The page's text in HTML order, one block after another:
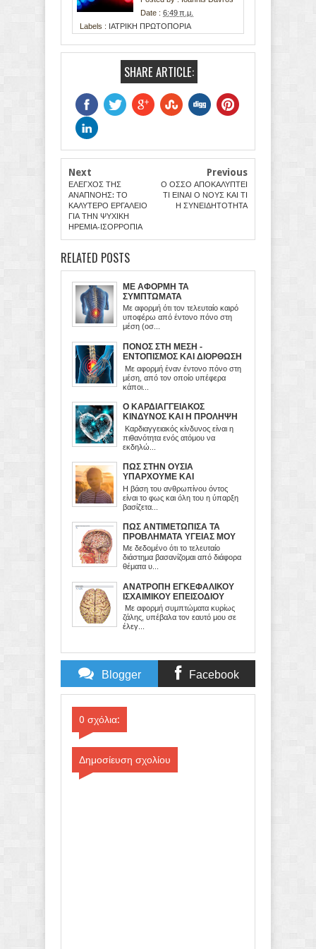
Date : 6:49 π.μ.
Labels : ΙΑΤΡΙΚΗ ΠΡΩΤΟΠΟΡΙΑ
SHARE ARTICLE:
Next
ΕΛΕΓΧΟΣ ΤΗΣ
ΑΝΑΠΝΟΗΣ: ΤΟ
ΚΑΛΥΤΕΡΟ ΕΡΓΑΛΕΙΟ
ΓΙΑ ΤΗΝ ΨΥΧΙΚΗ
ΗΡΕΜΙΑ-ΙΣΟΡΡΟΠΙΑ
Previous
Ο ΟΣΣΟ ΑΠΟΚΑΛΥΠΤΕΙ
ΤΙ ΕΙΝΑΙ Ο ΝΟΥΣ ΚΑΙ ΤΙ
Η ΣΥΝΕΙΔΗΤΟΤΗΤΑ
RELATED POSTS
ΜΕ ΑΦΟΡΜΗ ΤΑ
ΣΥΜΠΤΩΜΑΤΑ
Με αφορμή ότι τον τελευταίο καιρό
υποφέρω από έντονο πόνο στη
μέση (οσ...
ΠΟΝΟΣ ΣΤΗ ΜΕΣΗ -
ΕΝΤΟΠΙΣΜΟΣ ΚΑΙ ΔΙΟΡΘΩΣΗ
ΤΟΥ ΠΡΟΒΛΗΜΑΤΟΣ
Με αφορμή έναν έντονο πόνο στη
μέση, από τον οποίο υπέφερα
κάποι...
Ο ΚΑΡΔΙΑΓΓΕΙΑΚΟΣ
ΚΙΝΔΥΝΟΣ ΚΑΙ Η ΠΡΟΛΗΨΗ
ΤΟΥ
Καρδιαγγειακός κίνδυνος είναι η
πιθανότητα ενός ατόμου να
εκδηλώ...
ΠΩΣ ΣΤΗΝ ΟΥΣΙΑ
ΥΠΑΡΧΟΥΜΕ ΚΑΙ
ΛΕΙΤΟΥΡΓΟΥΜΕ
Η βάση του ανθρωπίνου όντος
είναι το φως και όλη του η ύπαρξη
βασίζετα...
ΠΩΣ ΑΝΤΙΜΕΤΩΠΙΣΑ ΤΑ
ΠΡΟΒΛΗΜΑΤΑ ΥΓΕΙΑΣ ΜΟΥ
Με δεδομένο ότι το τελευταίο
διάστημα βασανίζομαι από διάφορα
θέματα υ...
ΑΝΑΤΡΟΠΗ ΕΓΚΕΦΑΛΙΚΟΥ
ΙΣΧΑΙΜΙΚΟΥ ΕΠΕΙΣΟΔΙΟΥ
Με αφορμή συμπτώματα κυρίως
ζάλης, υπέβαλα τον εαυτό μου σε
έλεγ...
Blogger Facebook
0 σχόλια:
Δημοσίευση σχολίου